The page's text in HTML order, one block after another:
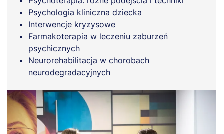
Psychologia kliniczna dziecka
Interwencje kryzysowe
Farmakoterapia w leczeniu zaburzeń
psychicznych
Neurorehabilitacja w chorobach
neurodegradacyjnych